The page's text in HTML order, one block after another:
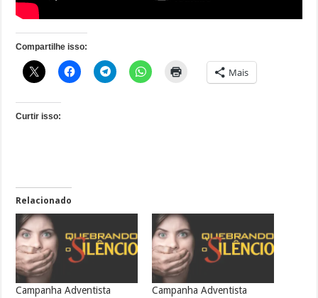
Compartilhe isso:
Mais
Curtir isso:
Relacionado
Campanha Adventista
Campanha Adventista